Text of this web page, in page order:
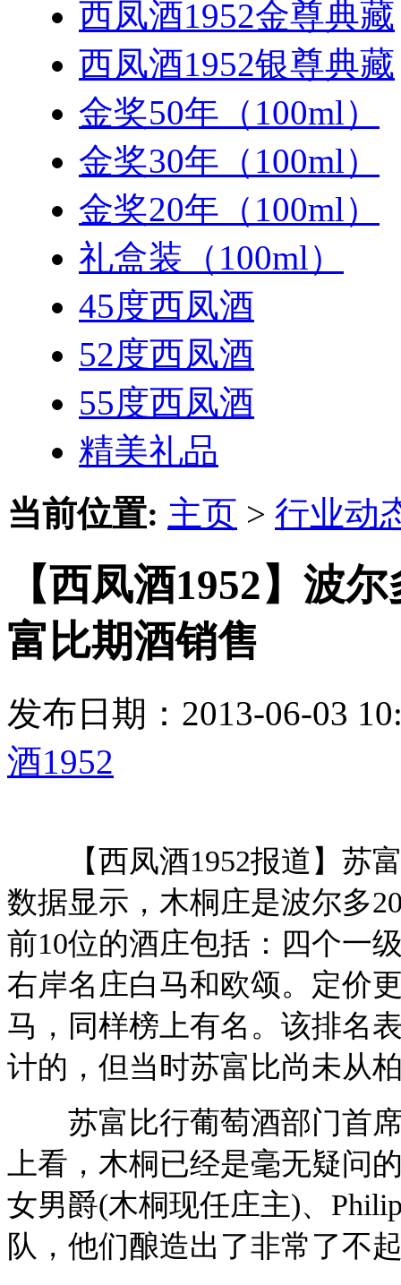
西凤酒1952金尊典藏
西凤酒1952银尊典藏
金奖50年（100ml）
金奖30年（100ml）
金奖20年（100ml）
礼盒装（100ml）
45度西凤酒
52度西凤酒
55度西凤酒
精美礼品
当前位置: 主页 > 行业动
【西凤酒1952】波
富比期酒销售
发布日期：2013-06-03
酒1952
【西凤酒1952报道】苏富
数据显示，木桐庄是波尔多
前10位的酒庄包括：四个一
右岸名庄白马和欧颂。定价
马，同样榜上有名。该排名
计的，但当时苏富比尚未从
苏富比行葡萄酒部门首席
上看，木桐已经是毫无疑问
女男爵(木桐现任庄主)、
队，他们酿造出了非常了不